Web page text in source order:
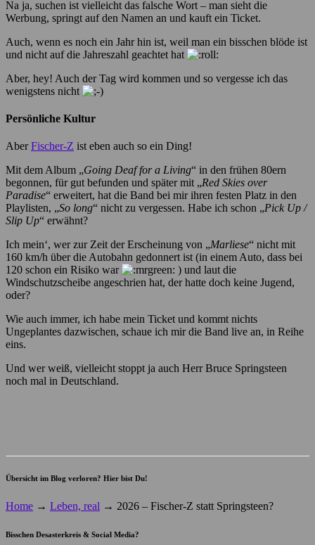
Na ja, suchen ist vielleicht das falsche Wort – man sieht die
Werbung, springt auf den Namen an und kauft ein Ticket.
Auch, wenn es noch ein Jahr hin ist, weil man ein bisschen blöde ist
und nicht auf die Jahreszahl geachtet hat
Aber, hey! Auch der Tag wird kommen und so vergesse ich das
wenigstens nicht
Persönliche Kultur
AberFischer-Z ist eben auch so ein Ding!
Mit dem Album „Going Deaf for a Living“ in den frühen 80ern
begonnen, für gut befunden und später mit „Red Skies over
Paradise“ erweitert, hat die Band bei mir ihren festen Platz in den
Playlisten, „So long“ nicht zu vergessen. Habe ich schon „Pick Up /
Slip Up“ erwähnt?
Ich mein‘, wer zur Zeit der Erscheinung von „Marliese“ nicht mit
160 km/h über die Autobahn gedonnert ist (in einem Auto, dass bei
120 schon ein Risiko war
) und laut die
Windschutzscheibe angeschrien hat, der hatte doch keine Jugend,
oder?
Wie auch immer, ich habe mein Ticket und kommt nichts
Ungeplantes dazwischen, schaue ich mir die Band live an, in Reihe
eins.
Und wer weiß, vielleicht stoppt ja auch Herr Bruce Springsteen
noch mal in Deutschland.
Übersicht im Blog verloren? Hier bist Du!
Home → Leben, real → 2026 – Fischer-Z statt Springsteen?
Bisschen Desasterkreis & Social Media?